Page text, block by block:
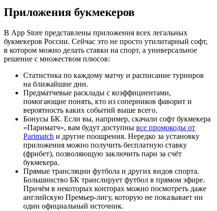
Приложения букмекеров
В App Store представлены приложения всех легальных
букмекеров России. Сейчас это не просто утилитарный софт,
в котором можно делать ставки на спорт, а универсальное
решение с множеством плюсов:
Статистика по каждому матчу и расписание турниров
на ближайшие дни.
Предматчевые расклады с коэффициентами,
помогающие понять, кто из соперников фаворит и
вероятность каких событий выше всего.
Бонусы БК. Если вы, например, скачали софт букмекера
«Париматч», вам будут доступны все промокоды от
Parimatch и другие поощрения. Нередко за установку
приложения можно получить бесплатную ставку
(фрибет), позволяющую заключить пари за счёт
букмекера.
Прямые трансляции футбола и других видов спорта.
Большинство БК транслирует футбол в прямом эфире.
Причём в некоторых конторах можно посмотреть даже
английскую Премьер-лигу, которую не показывает ни
один официальный источник.